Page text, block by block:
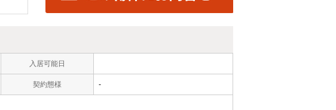
入居可能日
契約態様 -